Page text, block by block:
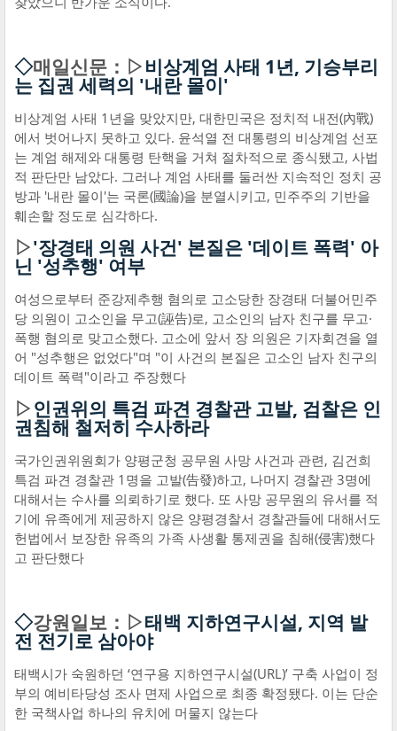
◇매일신문：▷비상계엄 사태 1년, 기승부리
는 집권 세력의 '내란 몰이'
비상계엄 사태 1년을 맞았지만, 대한민국은 정치적 내전(內戰)
에서 벗어나지 못하고 있다. 윤석열 전 대통령의 비상계엄 선포
는 계엄 해제와 대통령 탄핵을 거쳐 절차적으로 종식됐고, 사법
적 판단만 남았다. 그러나 계엄 사태를 둘러싼 지속적인 정치 공
방과 '내란 몰이'는 국론(國論)을 분열시키고, 민주주의 기반을
훼손할 정도로 심각하다.
▷'장경태 의원 사건' 본질은 '데이트 폭력' 아
닌 '성추행' 여부
여성으로부터 준강제추행 혐의로 고소당한 장경태 더불어민주
당 의원이 고소인을 무고(誣告)로, 고소인의 남자 친구를 무고·
폭행 혐의로 맞고소했다. 고소에 앞서 장 의원은 기자회견을 열
어 "성추행은 없었다"며 "이 사건의 본질은 고소인 남자 친구의
데이트 폭력"이라고 주장했다
▷인권위의 특검 파견 경찰관 고발, 검찰은 인
권침해 철저히 수사하라
국가인권위원회가 양평군청 공무원 사망 사건과 관련, 김건희
특검 파견 경찰관 1명을 고발(告發)하고, 나머지 경찰관 3명에
대해서는 수사를 의뢰하기로 했다. 또 사망 공무원의 유서를 적
기에 유족에게 제공하지 않은 양평경찰서 경찰관들에 대해서도
헌법에서 보장한 유족의 가족 사생활 통제권을 침해(侵害)했다
고 판단했다
◇강원일보：▷태백 지하연구시설, 지역 발
전 전기로 삼아야
태백시가 숙원하던 ‘연구용 지하연구시설(URL)’ 구축 사업이 정
부의 예비타당성 조사 면제 사업으로 최종 확정됐다. 이는 단순
한 국책사업 하나의 유치에 머물지 않는다